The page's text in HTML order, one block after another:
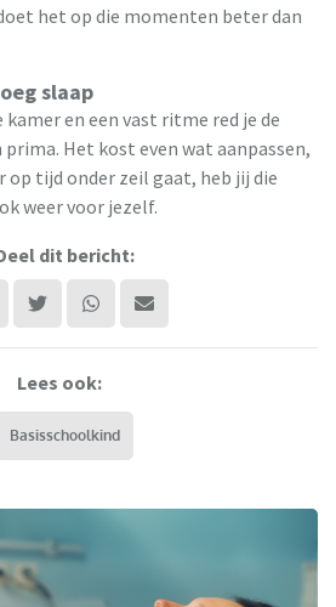
het op die momenten beter dan
slaap
en een vast ritme red je de
Het kost even wat aanpassen,
op tijd onder zeil gaat, heb jij die
weer voor jezelf.
dit bericht:
Lees ook:
Basisschoolkind